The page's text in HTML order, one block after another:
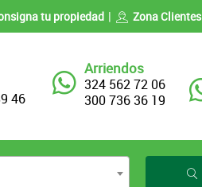
tu propiedad Zona Clientes
46
Arriendos
324 562 72 06
300 736 36 19